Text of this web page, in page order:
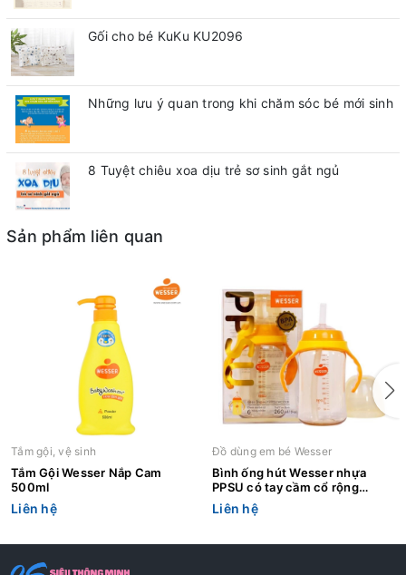
Gối cho bé KuKu KU2096
Những lưu ý quan trong khi chăm sóc bé mới sinh
8 Tuyệt chiêu xoa dịu trẻ sơ sinh gắt ngủ
Sản phẩm liên quan
Tắm gội, vệ sinh
Tắm Gội Wesser Nắp Cam
500ml
Liên hệ
Đồ dùng em bé Wesser
Bình ống hút Wesser nhựa
PPSU có tay cầm cổ rộng
260ml
Liên hệ